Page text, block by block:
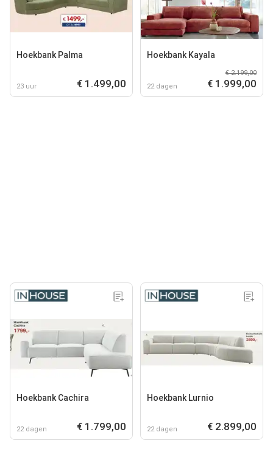
Hoekbank Palma
23 uur € 1.499,00
Hoekbank Kayala
22 dagen
€ 2.199,00
€ 1.999,00
Hoekbank Cachira
22 dagen € 1.799,00
Hoekbank Lurnio
22 dagen € 2.899,00